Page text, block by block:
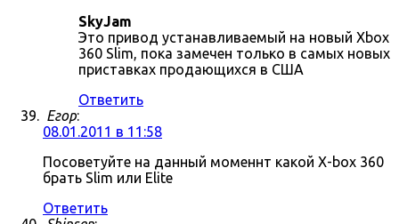
SkyJam
Это привод устанавливаемый на новый Xbox
360 Slim, пока замечен только в самых новых
приставках продающихся в США
Ответить
Егор:
08.01.2011 в 11:58
Посоветуйте на данный моменнт какой X-box 360
брать Slim или Elite
Ответить